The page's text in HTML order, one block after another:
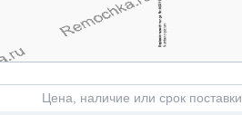
Цена, наличие или срок поставки